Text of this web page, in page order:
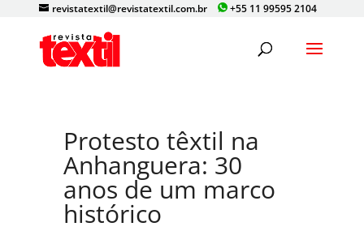
+55 11 99595 2104
revistatextil@revistatextil.com.br
Protesto têxtil na
Anhanguera: 30
anos de um marco
histórico